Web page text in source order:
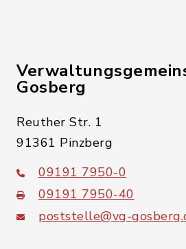
Gosberg
Reuther Str. 1
91361 Pinzberg
09191 7950-0
09191 7950-40
poststelle@vg-